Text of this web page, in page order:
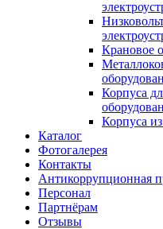
Крановое
Корпуса
Корпуса
Каталог
Фотогалерея
Контакты
Антикоррупционная
Персонал
Партнёрам
Отзывы